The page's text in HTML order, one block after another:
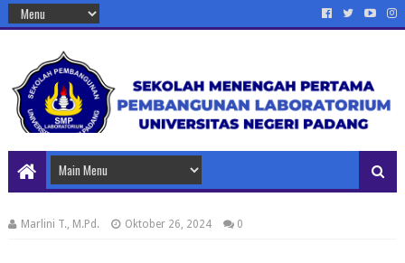
Marlini T., M.Pd. Oktober 26, 2024 0